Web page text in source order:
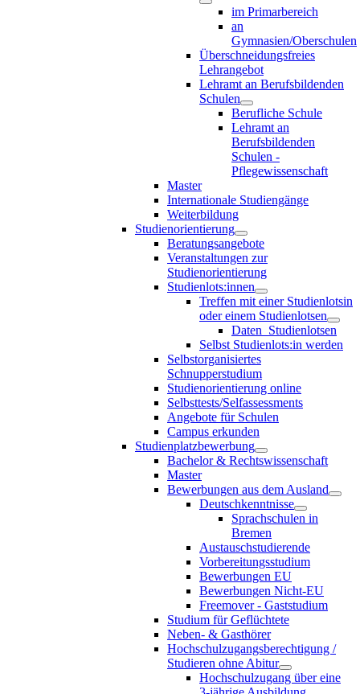
im Primarbereich
an
Gymnasien/Oberschulen
Überschneidungsfreies
Lehrangebot
Lehramt an Berufsbildenden
Schulen
Berufliche Schule
Lehramt an
Berufsbildenden
Schulen -
Pflegewissenschaft
Master
Internationale Studiengänge
Weiterbildung
Studienorientierung
Beratungsangebote
Veranstaltungen zur
Studienorientierung
Studienlots:innen
Treffen mit einer Studienlotsin
oder einem Studienlotsen
Daten_Studienlotsen
Selbst Studienlots:in werden
Selbstorganisiertes
Schnupperstudium
Studienorientierung online
Selbsttests/Selfassessments
Angebote für Schulen
Campus erkunden
Studienplatzbewerbung
Bachelor & Rechtswissenschaft
Master
Bewerbungen aus dem Ausland
Deutschkenntnisse
Sprachschulen in
Bremen
Austauschstudierende
Vorbereitungsstudium
Bewerbungen EU
Bewerbungen Nicht-EU
Freemover - Gaststudium
Studium für Geflüchtete
Neben- & Gasthörer
Hochschulzugangsberechtigung /
Studieren ohne Abitur
Hochschulzugang über eine